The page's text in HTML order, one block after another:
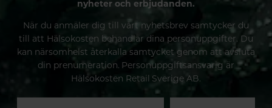
nyheter och erbjudanden.
När du anmäler dig till vårt nyhetsbrev samtycker du
till att Hälsokosten behandlar dina personuppgifter. Du
kan närsomhelst återkalla samtycket genom att avsluta
din prenumeration. Personuppgiftsansvarig är
Hälsokosten Retail Sverige AB.